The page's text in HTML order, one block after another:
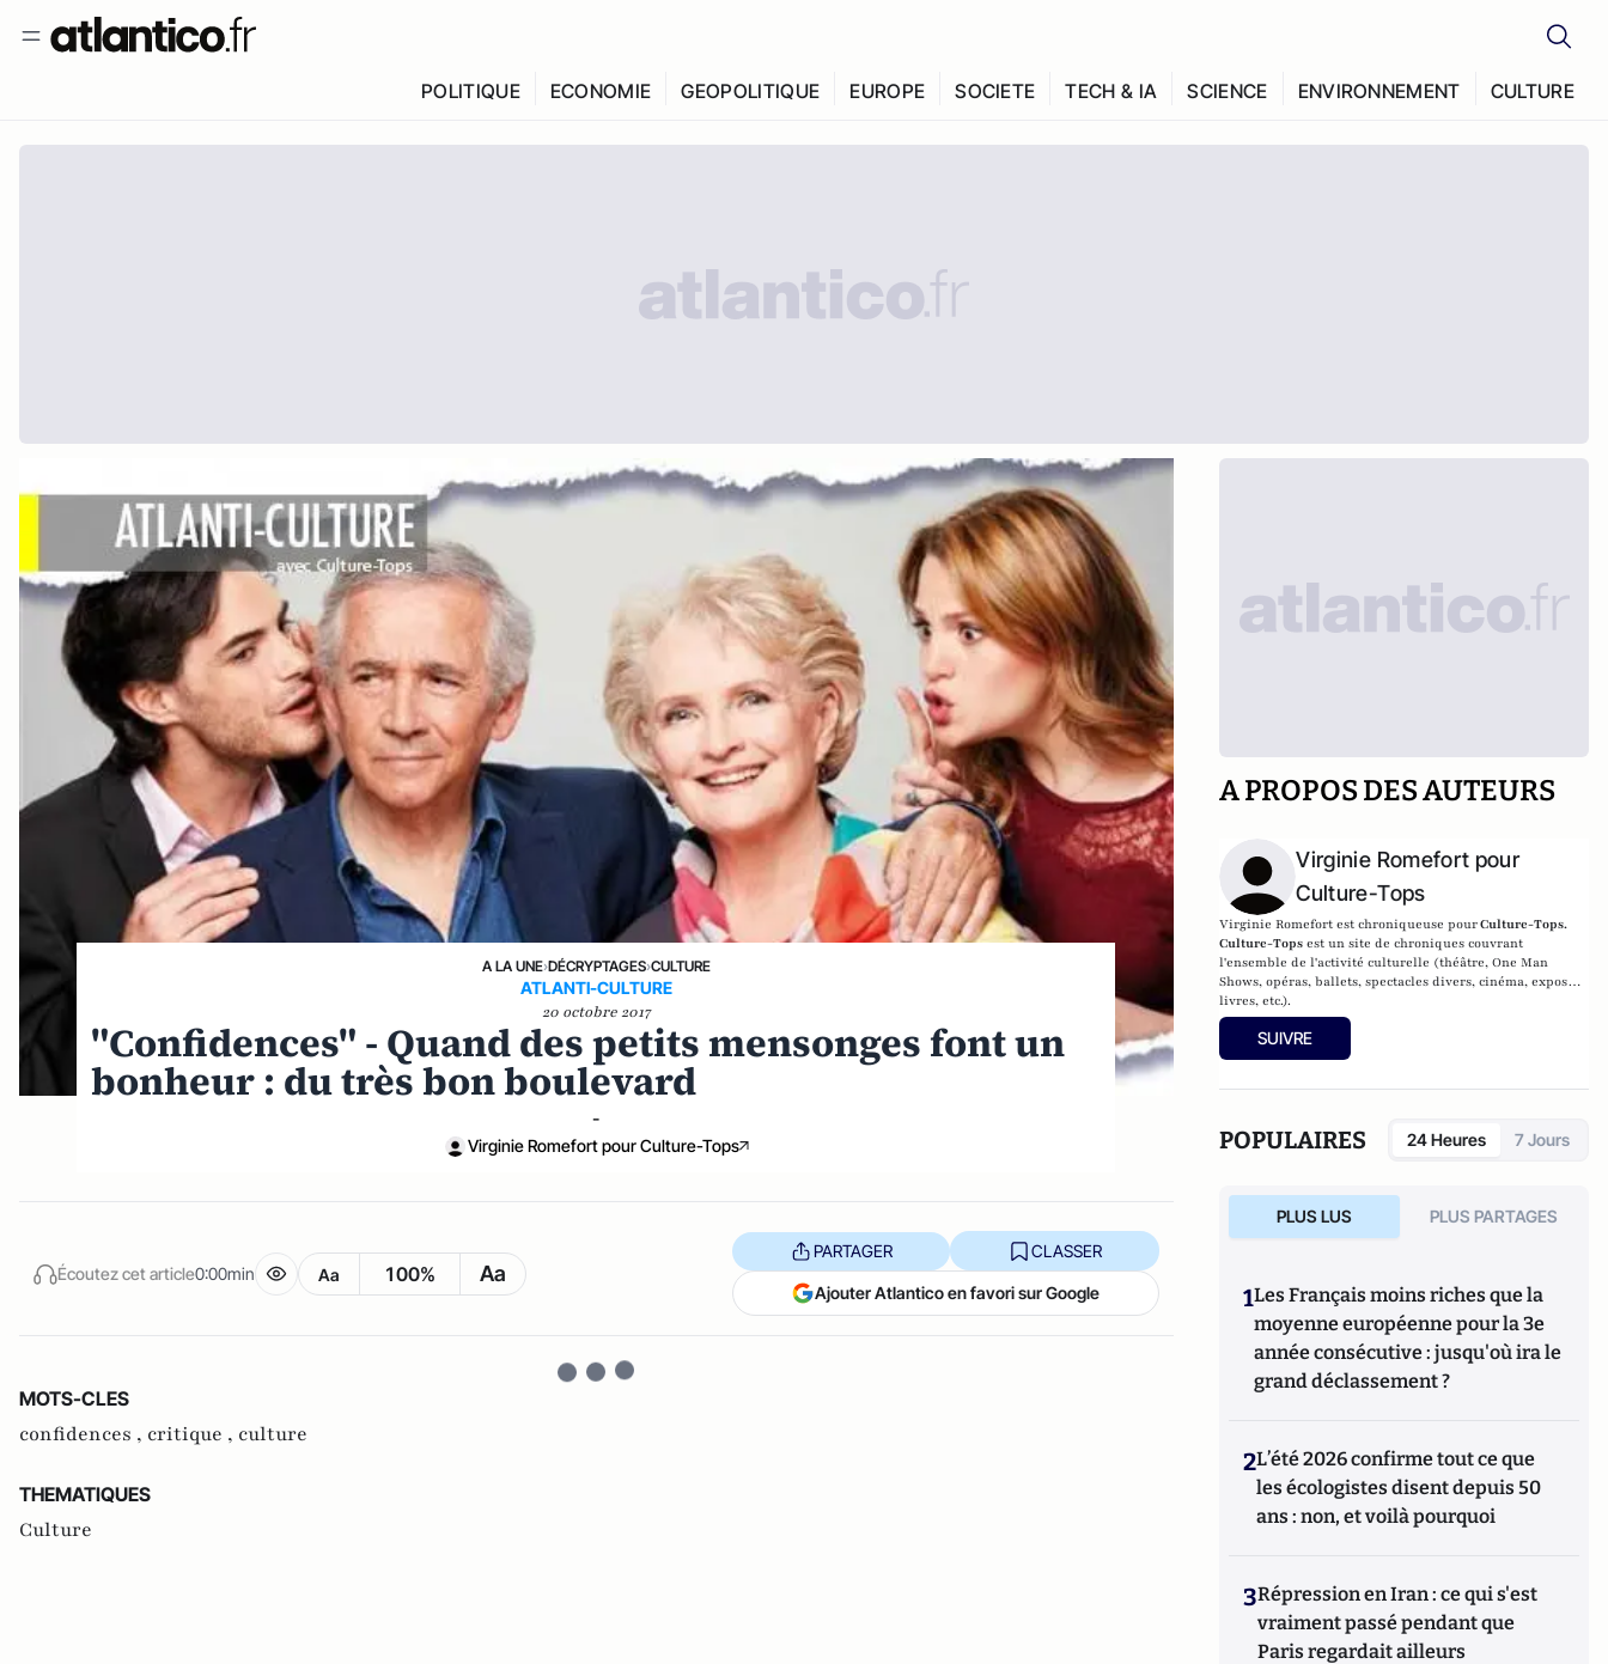
POLITIQUE ECONOMIE GEOPOLITIQUE EUROPE SOCIETE TECH & IA SCIENCE ENVIRONNEMENT CULTURE
A LA UNE›DÉCRYPTAGES›CULTURE
ATLANTI-CULTURE
20 octobre 2017
"Confidences" - Quand des petits mensonges font un
bonheur : du très bon boulevard
-
Virginie Romefort pour Culture-Tops
Écoutez cet article0:00min Aa 100% Aa
PARTAGER CLASSER
Ajouter Atlantico en favori sur Google
MOTS-CLES
confidences , critique , culture
THEMATIQUES
Culture
A PROPOS DES AUTEURS
Virginie Romefort pour
Culture-Tops
Virginie Romefort est chroniqueuse pourCulture-Tops.
Culture-Tops est un site de chroniques couvrant
l'ensemble de l'activité culturelle (théâtre, One Man
Shows, opéras, ballets, spectacles divers, cinéma, expos,
livres, etc.).
SUIVRE
POPULAIRES 24 Heures 7 Jours
PLUS LUS PLUS PARTAGES
1Les Français moins riches que la
moyenne européenne pour la 3e
année consécutive : jusqu'où ira le
grand déclassement ?
2L’été 2026 confirme tout ce que
les écologistes disent depuis 50
ans : non, et voilà pourquoi
3Répression en Iran : ce qui s'est
vraiment passé pendant que
Paris regardait ailleurs